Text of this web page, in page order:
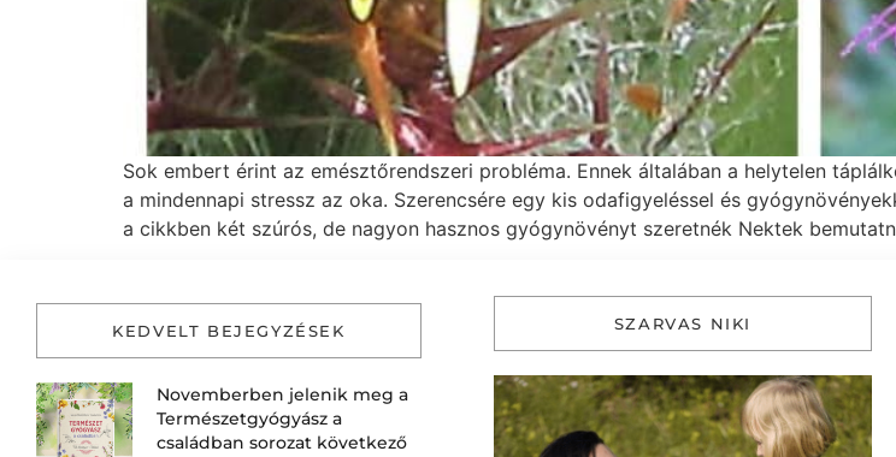
Sok embert érint az emésztőrendszeri probléma. Ennek általában a helytelen
a mindennapi stressz az oka. Szerencsére egy kis odafigyeléssel és
a cikkben két szúrós, de nagyon hasznos gyógynövényt szeretnék Nektek
KEDVELT BEJEGYZÉSEK
Novemberben jelenik meg a
Természetgyógyász a
családban sorozat következő
SZARVAS NIKI